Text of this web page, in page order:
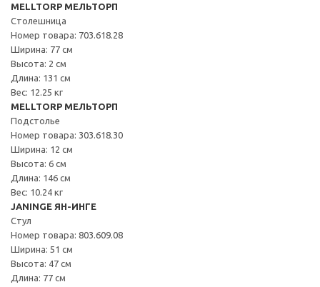
MELLTORP МЕЛЬТОРП
Столешница
Номер товара: 703.618.28
Ширина: 77 см
Высота: 2 см
Длина: 131 см
Вес: 12.25 кг
MELLTORP МЕЛЬТОРП
Подстолье
Номер товара: 303.618.30
Ширина: 12 см
Высота: 6 см
Длина: 146 см
Вес: 10.24 кг
JANINGE ЯН-ИНГЕ
Стул
Номер товара: 803.609.08
Ширина: 51 см
Высота: 47 см
Длина: 77 см